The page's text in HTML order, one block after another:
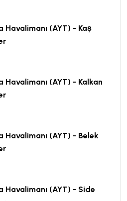
Havalimanı (AYT) - Kaş
Havalimanı (AYT) - Kalkan
Havalimanı (AYT) - Belek
Havalimanı (AYT) - Side